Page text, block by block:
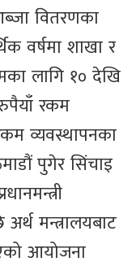
वितरणका
वर्षमा शाखा र
लागि १० देखि
रकम
व्यवस्थापनका
पुगेर सिंचाइ
मन्त्रालयबाट
आयोजना